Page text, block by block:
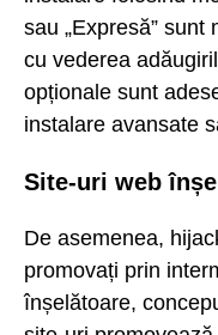
sau „Expresă”
cu vederea
opționale sunt
instalare avansate
Site-uri web
De asemenea,
promovați prin
înșelătoare,